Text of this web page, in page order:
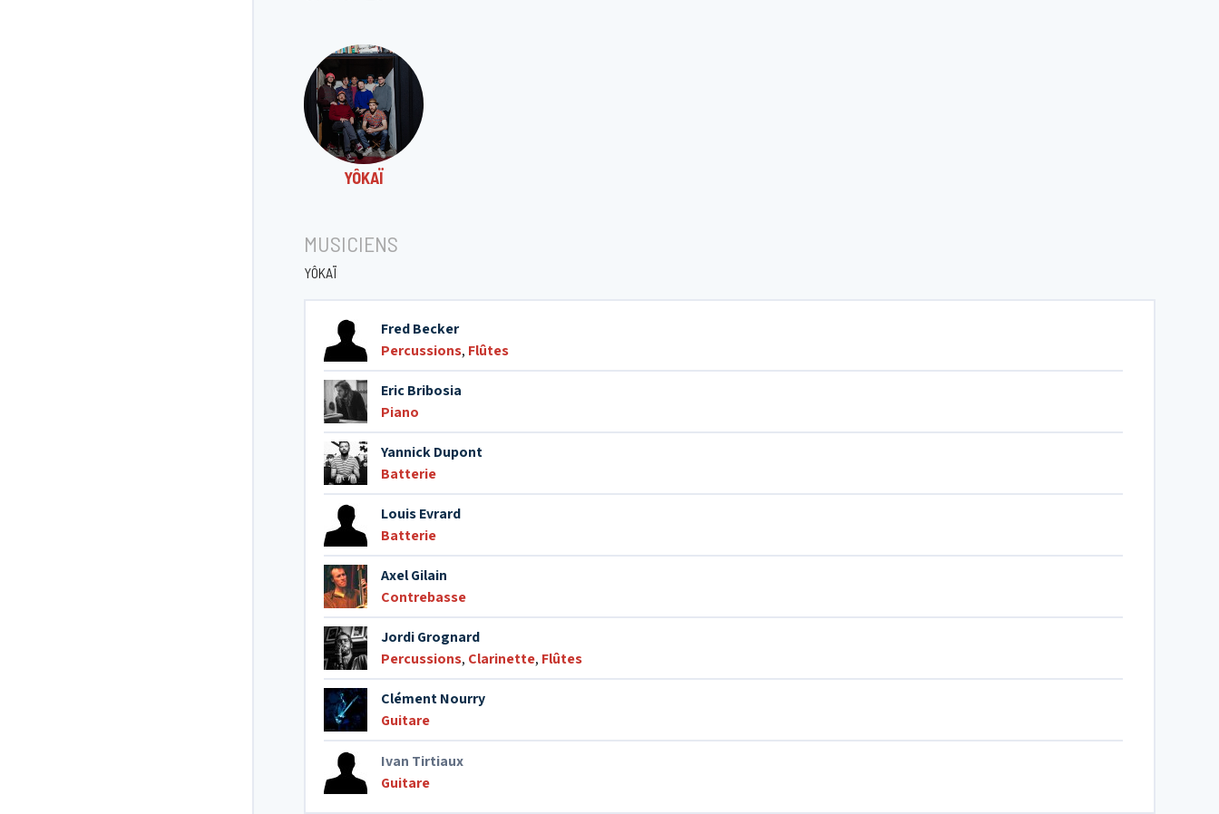
YÔKAÏ
MUSICIENS
YÔKAÏ
Fred Becker
Percussions, Flûtes
Eric Bribosia
Piano
Yannick Dupont
Batterie
Louis Evrard
Batterie
Axel Gilain
Contrebasse
Jordi Grognard
Percussions, Clarinette, Flûtes
Clément Nourry
Guitare
Ivan Tirtiaux
Guitare